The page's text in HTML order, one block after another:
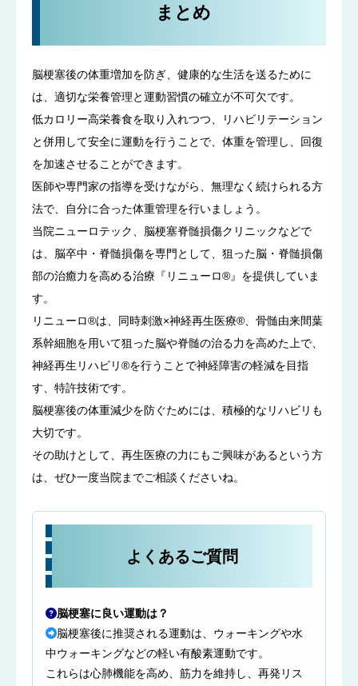
まとめ
脳梗塞後の体重増加を防ぎ、健康的な生活を送るために
は、適切な栄養管理と運動習慣の確立が不可欠です。
低カロリー高栄養食を取り入れつつ、リハビリテーション
と併用して安全に運動を行うことで、体重を管理し、回復
を加速させることができます。
医師や専門家の指導を受けながら、無理なく続けられる方
法で、自分に合った体重管理を行いましょう。
当院ニューロテック、脳梗塞脊髄損傷クリニックなどで
は、脳卒中・脊髄損傷を専門として、狙った脳・脊髄損傷
部の治癒力を高める治療『リニューロ®』を提供していま
す。
リニューロ®は、同時刺激×神経再生医療®、骨髄由来間葉
系幹細胞を用いて狙った脳や脊髄の治る力を高めた上で、
神経再生リハビリ®を行うことで神経障害の軽減を目指
す、特許技術です。
脳梗塞後の体重減少を防ぐためには、積極的なリハビリも
大切です。
その助けとして、再生医療の力にもご興味があるという方
は、ぜひ一度当院までご相談くださいね。
よくあるご質問
脳梗塞に良い運動は？
脳梗塞後に推奨される運動は、ウォーキングや水
中ウォーキングなどの軽い有酸素運動です。
これらは心肺機能を高め、筋力を維持し、再発リス